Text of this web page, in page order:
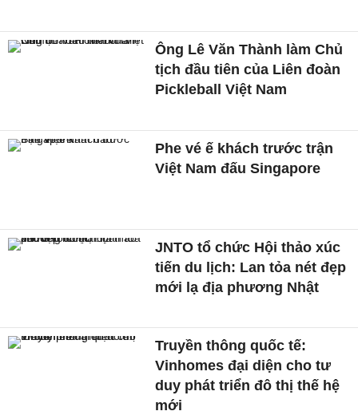
Ông Lê Văn Thành làm Chủ
tịch đầu tiên của Liên đoàn
Pickleball Việt Nam
Phe vé ế khách trước trận
Việt Nam đấu Singapore
JNTO tổ chức Hội thảo xúc
tiến du lịch: Lan tỏa nét đẹp
mới lạ địa phương Nhật
Truyền thông quốc tế:
Vinhomes đại diện cho tư
duy phát triển đô thị thế hệ
mới